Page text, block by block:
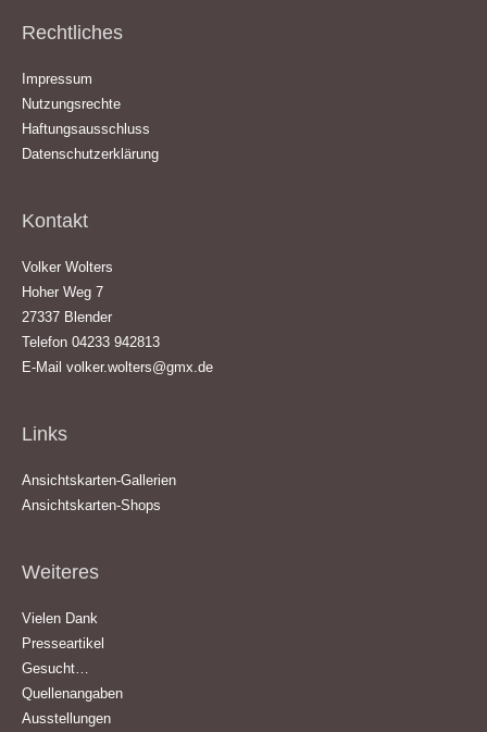
Rechtliches
Impressum
Nutzungsrechte
Haftungsausschluss
Datenschutzerklärung
Kontakt
Volker Wolters
Hoher Weg 7
27337 Blender
Telefon 04233 942813
E-Mail volker.wolters@gmx.de
Links
Ansichtskarten-Gallerien
Ansichtskarten-Shops
Weiteres
Vielen Dank
Presseartikel
Gesucht…
Quellenangaben
Ausstellungen